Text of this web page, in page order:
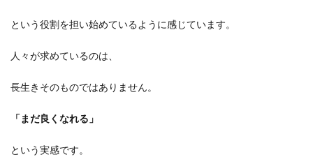
という役割を担い始めているように感じています。
人々が求めているのは、
長生きそのものではありません。
「まだ良くなれる」
という実感です。